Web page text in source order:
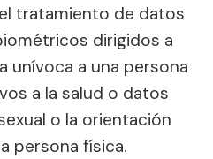
tratamiento de datos
dirigidos a
unívoca a una persona
a la salud o datos
o la orientación
persona física.